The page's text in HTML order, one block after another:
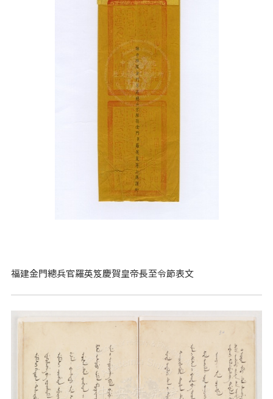
福建金門總兵官羅英笈慶賀皇帝長至令節表文